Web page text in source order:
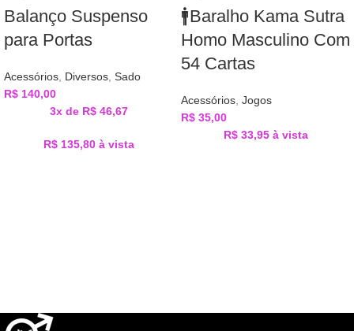
Balanço Suspenso
para Portas
Acessórios Diversos Sado
R$ 140,00
3x de R$46,67
R$135,80 à vista
🚹Baralho Kama Sutra
Homo Masculino Com
54 Cartas
Acessórios Jogos
R$ 35,00
R$33,95 à vista